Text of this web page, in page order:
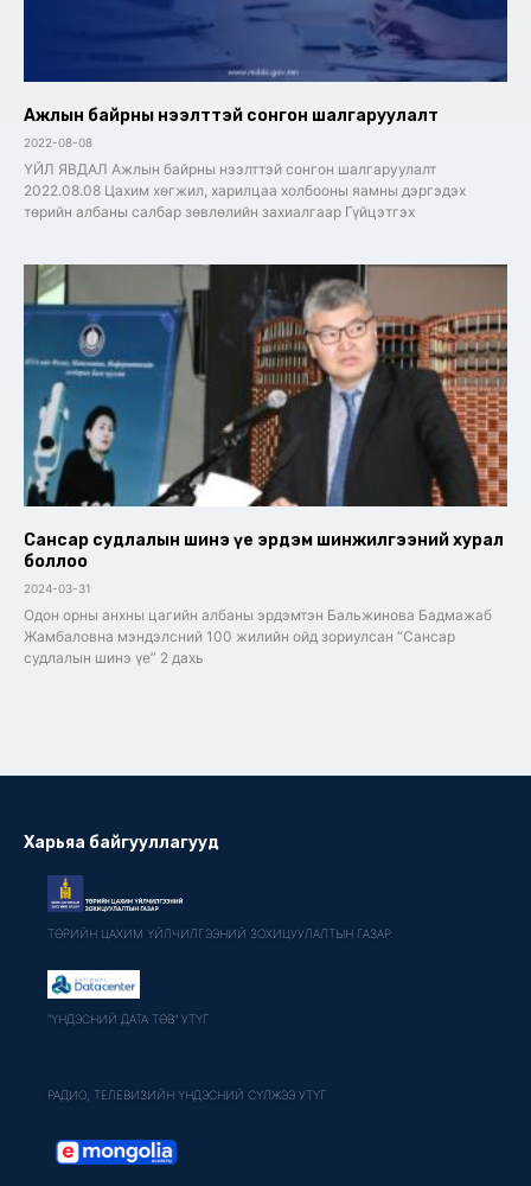
Ажлын байрны нээлттэй сонгон шалгаруулалт
2022-08-08
ҮЙЛ ЯВДАЛ Ажлын байрны нээлттэй сонгон шалгаруулалт
2022.08.08 Цахим хөгжил, харилцаа холбооны яамны дэргэдэх
төрийн албаны салбар зөвлөлийн захиалгаар Гүйцэтгэх
Сансар судлалын шинэ үе эрдэм шинжилгээний хурал
боллоо
2024-03-31
Одон орны анхны цагийн албаны эрдэмтэн Бальжинова Бадмажаб
Жамбаловна мэндэлсний 100 жилийн ойд зориулсан “Сансар
судлалын шинэ үе” 2 дахь
Харьяа байгууллагууд
ТӨРИЙН ЦАХИМ ҮЙЛЧИЛГЭЭНИЙ ЗОХИЦУУЛАЛТЫН ГАЗАР
"ҮНДЭСНИЙ ДАТА ТӨВ" УТҮГ
РАДИО, ТЕЛЕВИЗИЙН ҮНДЭСНИЙ СҮЛЖЭЭ УТҮГ